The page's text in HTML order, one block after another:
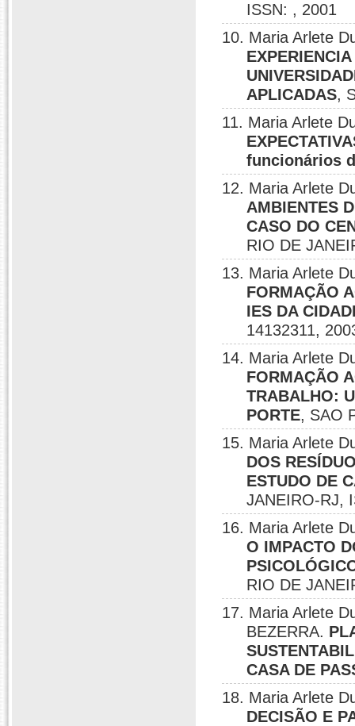
ISSN: , 2001
10. Maria Arlete
APLICADAS,
11. Maria Arlete
funcionários
12. Maria Arlete
AMBIENTES
CASO DO
RIO DE
13. Maria Arlete
FORMAÇÃO
IES DA
14132311,
14. Maria Arlete
FORMAÇÃO
TRABALHO:
PORTE, SAO
15. Maria Arlete
DOS
ESTUDO DE
JANEIRO-RJ,
16. Maria Arlete
O IMPACTO
RIO DE
17. Maria Arlete
BEZERRA.
CASA DE
18. Maria Arlete
DECISÃO E